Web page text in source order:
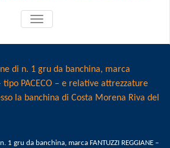
ATTIVA/DISATTIVA
MENU
di n. 1 gru da banchina, marca
tipo PACECO – e relative attrezzature
la banchina di Costa Morena Riva del
1 gru da banchina, marca FANTUZZI REGGIANE –